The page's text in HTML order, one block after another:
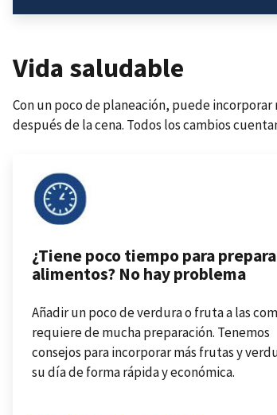
Home
Vida saludable
Con un poco de planeación, puede
después de la cena. Todos los cambios
¿Tiene poco tiempo para
alimentos? No hay problema
Añadir un poco de verdura o fruta a las
requiere de mucha preparación. Tenemos
consejos para incorporar más frutas y
su día de forma rápida y económica.